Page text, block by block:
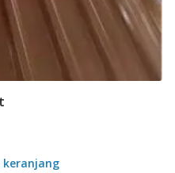
keranjang